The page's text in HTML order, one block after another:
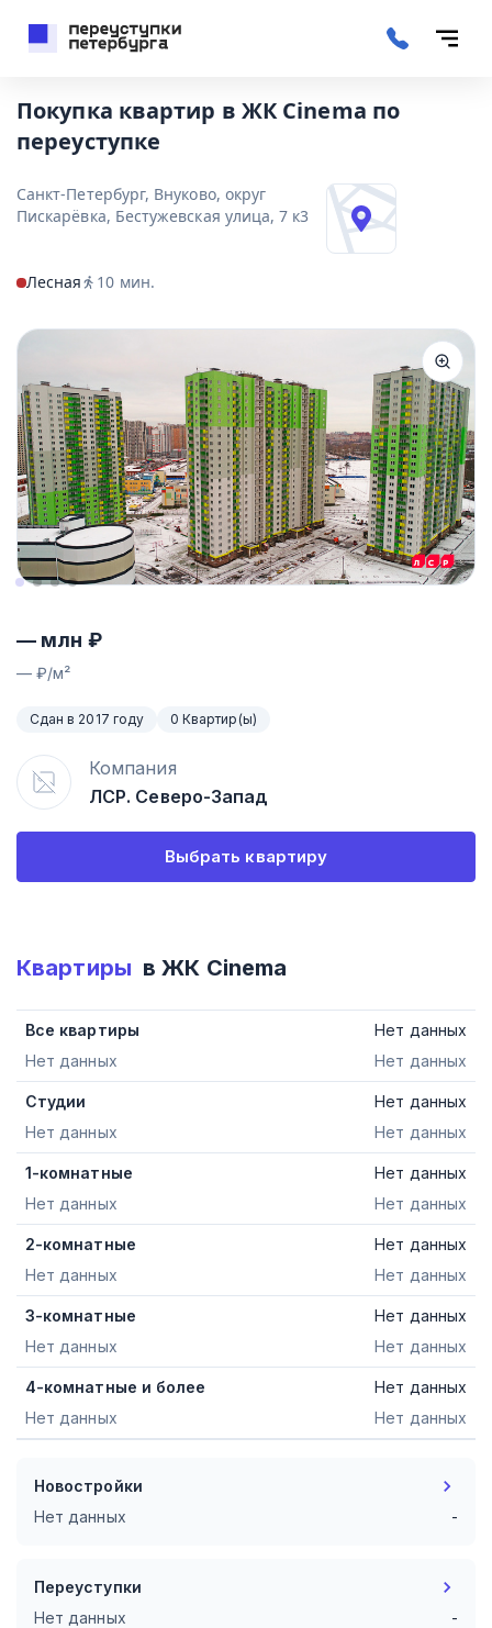
Покупка квартир в ЖК Cinema по
переуступке
Санкт-Петербург, Внуково, округ
Пискарёвка, Бестужевская улица, 7 к3
Лесная 10 мин.
— млн ₽
—₽/м²
Сдан в 2017 году 0 Квартир(ы)
Компания
ЛСР. Северо-Запад
Выбрать квартиру
Квартиры в ЖК Cinema
Все квартиры
Нет данных
Нет данных
Нет данных
Студии
Нет данных
Нет данных
Нет данных
1-комнатные
Нет данных
Нет данных
Нет данных
2-комнатные
Нет данных
Нет данных
Нет данных
3-комнатные
Нет данных
Нет данных
Нет данных
4-комнатные и более
Нет данных
Нет данных
Нет данных
Новостройки
Нет данных
-
Переуступки
Нет данных
-